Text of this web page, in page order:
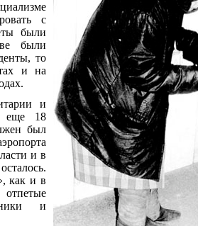
с
были
были
то
и на
и
еще 18
был
и в
как и в
и